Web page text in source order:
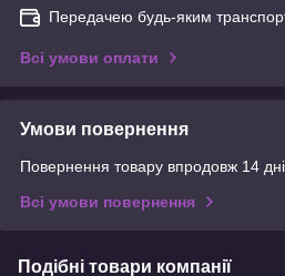
Передачею будь-яким
Всі умови оплати
Умови повернення
Повернення товару впродовж 14
Всі умови повернення
Подібні товари компанії